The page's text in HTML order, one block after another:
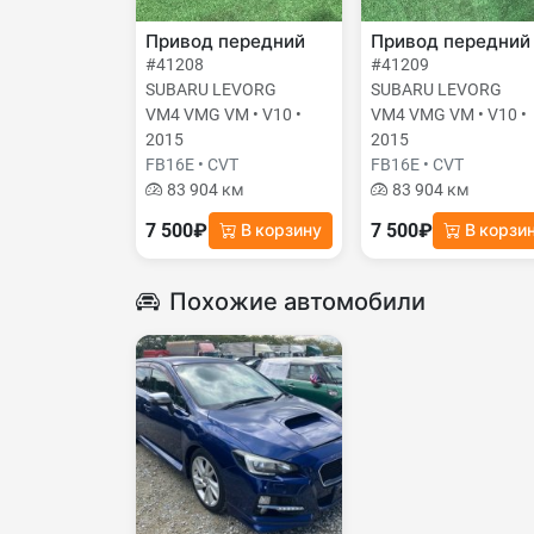
Привод передний
#41208
SUBARU LEVORG
VM4 VMG VM • V10 •
2015
FB16E • CVT
83 904 км
7 500₽ В корзину
Привод передний
#41209
SUBARU LEVORG
VM4 VMG VM • V10 •
2015
FB16E • CVT
83 904 км
7 500₽ В
Похожие автомобили